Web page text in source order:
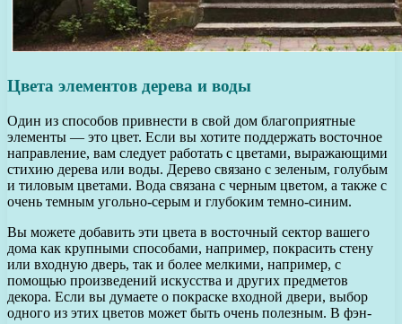
Цвета элементов дерева и воды
Один из способов привнести в свой дом благоприятные
элементы — это цвет. Если вы хотите поддержать восточное
направление, вам следует работать с цветами, выражающими
стихию дерева или воды. Дерево связано с зеленым, голубым
и тиловым цветами. Вода связана с черным цветом, а также с
очень темным угольно-серым и глубоким темно-синим.
Вы можете добавить эти цвета в восточный сектор вашего
дома как крупными способами, например, покрасить стену
или входную дверь, так и более мелкими, например, с
помощью произведений искусства и других предметов
декора. Если вы думаете о покраске входной двери, выбор
одного из этих цветов может быть очень полезным. В фэн-